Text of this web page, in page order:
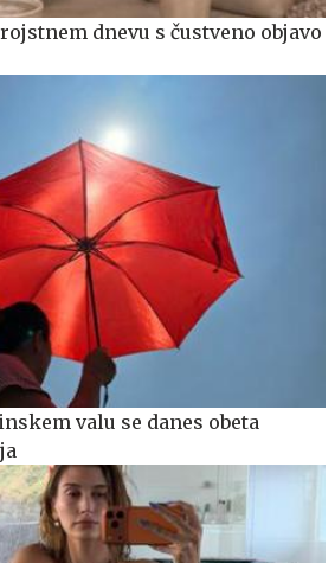
rojstnem dnevu s čustveno objavo
valu se danes obeta